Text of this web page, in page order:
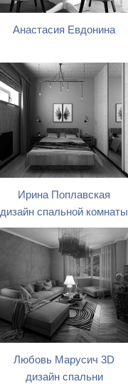
Анастасия Евдонина
Ирина Поплавская
дизайн спальной комнаты
Любовь Марусич 3D
дизайн спальни